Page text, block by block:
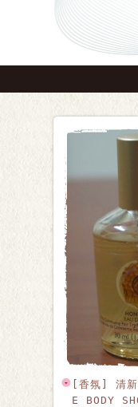
[香氛] 清
E BODY